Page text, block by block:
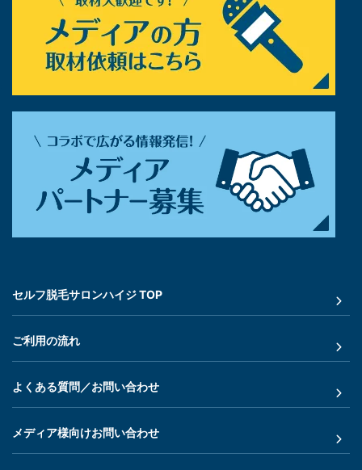
セルフ脱毛サロンハイジ TOP
ご利用の流れ
よくある質問／お問い合わせ
メディア様向けお問い合わせ